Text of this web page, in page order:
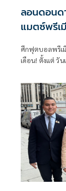
ลอนดอนด
แมตซ์พรีเ
ศึกฟุตบอลพรีเ
เดือน! ตั้งแต่ วั
อันดับตาราง เ
โดย
จอ ช่อง